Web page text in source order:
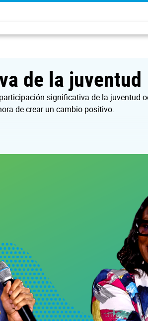
de la juventud
significativa de la juventud
de crear un cambio positivo.